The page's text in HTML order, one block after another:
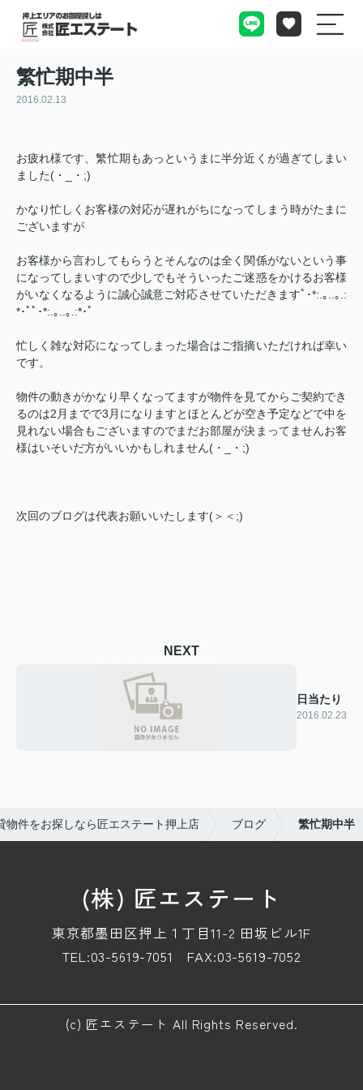
繁忙期中半
2016.02.13
お疲れ様です、繁忙期もあっというまに半分近くが過ぎてしまい
ました(・_・;)
かなり忙しくお客様の対応が遅れがちになってしまう時がたまに
ございますが
お客様から言わしてもらうとそんなのは全く関係がないという事
になってしまいすので少しでもそういったご迷惑をかけるお客様
がいなくなるように誠心誠意ご対応させていただきますﾟ･*:.｡..｡.:
*･ﾟﾟ･*:.｡..｡.:*･ﾟ
忙しく雑な対応になってしまった場合はご指摘いただければ幸い
です。
物件の動きがかなり早くなってますが物件を見てからご契約でき
るのは2月までで3月になりますとほとんどが空き予定などで中を
見れない場合もございますのでまだお部屋が決まってませんお客
様はいそいだ方がいいかもしれません(・_・;)
次回のブログは代表お願いいたします(＞＜;)
NEXT
日当たり
2016.02.23
物件をお探しなら匠エステート押上店 ブログ 繁忙期中半
(株) 匠エステート
東京都墨田区押上１丁目11-2 田坂ビル1F
TEL:03-5619-7051 FAX:03-5619-7052
(c) 匠エステート All Rights Reserved.